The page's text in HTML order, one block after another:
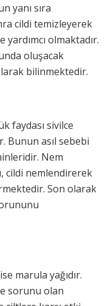
yanı sıra
cildi temizleyerek
olmaktadır.
oluşacak
bilinmektedir.
faydası sivilce
Bunun asıl sebebi
Nem
cildi nemlendirerek
Son olarak
marula yağıdır.
sorunu olan